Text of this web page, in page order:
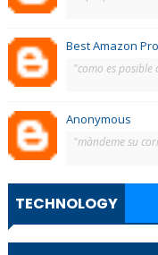
Best Amazon
"como es posible
Anonymous
"màndeme su
TECHNOLOGY